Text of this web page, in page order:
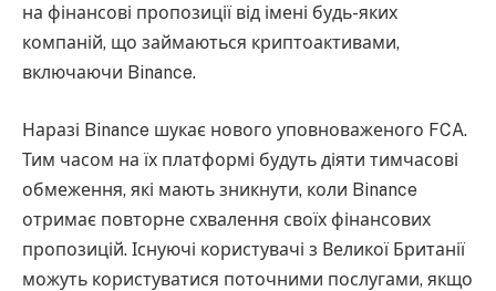
на фінансові пропозиції від імені будь-яких
компаній, що займаються криптоактивами,
включаючи Binance.
Наразі Binance шукає нового уповноваженого FCA.
Тим часом на їх платформі будуть діяти тимчасові
обмеження, які мають зникнути, коли Binance
отримає повторне схвалення своїх фінансових
пропозицій. Існуючі користувачі з Великої Британії
можуть користуватися поточними послугами, якщо